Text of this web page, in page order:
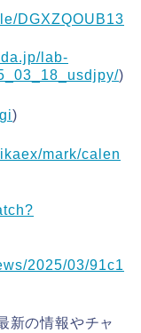
DGXZQOUB13
lab-
)
)
mark/calen
2025/03/91c1
新の情報やチャ